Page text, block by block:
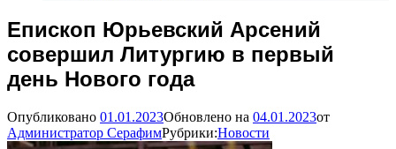
Епископ Юрьевский Арсений
совершил Литургию в первый
день Нового года
Опубликовано 01.01.2023Обновлено на 04.01.2023от
Администратор СерафимРубрики:Новости